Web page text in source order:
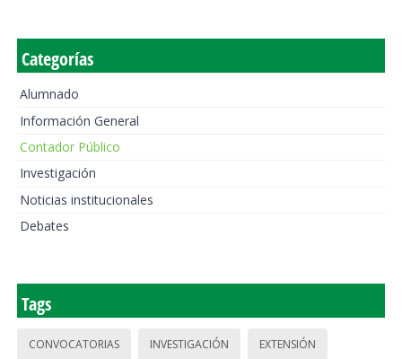
Categorías
Alumnado
Información General
Contador Público
Investigación
Noticias institucionales
Debates
Tags
CONVOCATORIAS INVESTIGACIÓN EXTENSIÓN